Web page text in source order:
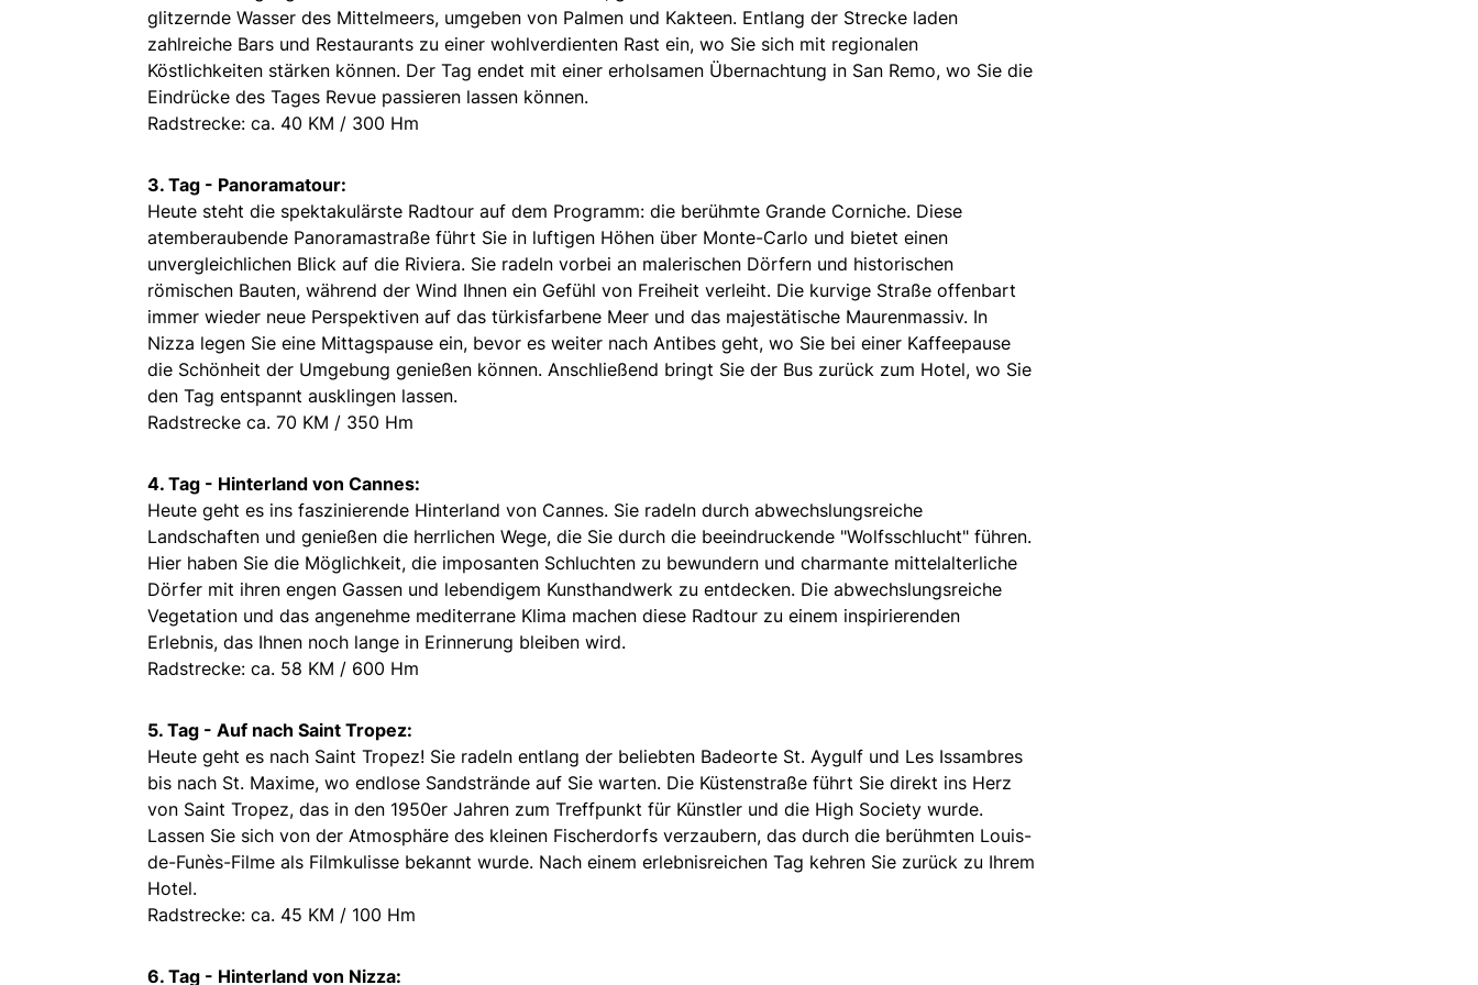
glitzernde Wasser des Mittelmeers, umgeben von Palmen und Kakteen. Entlang der Strecke laden
zahlreiche Bars und Restaurants zu einer wohlverdienten Rast ein, wo Sie sich mit regionalen
Köstlichkeiten stärken können. Der Tag endet mit einer erholsamen Übernachtung in San Remo, wo Sie die
Eindrücke des Tages Revue passieren lassen können.
Radstrecke: ca. 40 KM / 300 Hm
3. Tag - Panoramatour:
Heute steht die spektakulärste Radtour auf dem Programm: die berühmte Grande Corniche. Diese
atemberaubende Panoramastraße führt Sie in luftigen Höhen über Monte-Carlo und bietet einen
unvergleichlichen Blick auf die Riviera. Sie radeln vorbei an malerischen Dörfern und historischen
römischen Bauten, während der Wind Ihnen ein Gefühl von Freiheit verleiht. Die kurvige Straße offenbart
immer wieder neue Perspektiven auf das türkisfarbene Meer und das majestätische Maurenmassiv. In
Nizza legen Sie eine Mittagspause ein, bevor es weiter nach Antibes geht, wo Sie bei einer Kaffeepause
die Schönheit der Umgebung genießen können. Anschließend bringt Sie der Bus zurück zum Hotel, wo Sie
den Tag entspannt ausklingen lassen.
Radstrecke ca. 70 KM / 350 Hm
4. Tag - Hinterland von Cannes:
Heute geht es ins faszinierende Hinterland von Cannes. Sie radeln durch abwechslungsreiche
Landschaften und genießen die herrlichen Wege, die Sie durch die beeindruckende "Wolfsschlucht" führen.
Hier haben Sie die Möglichkeit, die imposanten Schluchten zu bewundern und charmante mittelalterliche
Dörfer mit ihren engen Gassen und lebendigem Kunsthandwerk zu entdecken. Die abwechslungsreiche
Vegetation und das angenehme mediterrane Klima machen diese Radtour zu einem inspirierenden
Erlebnis, das Ihnen noch lange in Erinnerung bleiben wird.
Radstrecke: ca. 58 KM / 600 Hm
5. Tag - Auf nach Saint Tropez:
Heute geht es nach Saint Tropez! Sie radeln entlang der beliebten Badeorte St. Aygulf und Les Issambres
bis nach St. Maxime, wo endlose Sandstrände auf Sie warten. Die Küstenstraße führt Sie direkt ins Herz
von Saint Tropez, das in den 1950er Jahren zum Treffpunkt für Künstler und die High Society wurde.
Lassen Sie sich von der Atmosphäre des kleinen Fischerdorfs verzaubern, das durch die berühmten Louis-
de-Funès-Filme als Filmkulisse bekannt wurde. Nach einem erlebnisreichen Tag kehren Sie zurück zu Ihrem
Hotel.
Radstrecke: ca. 45 KM / 100 Hm
6. Tag - Hinterland von Nizza: